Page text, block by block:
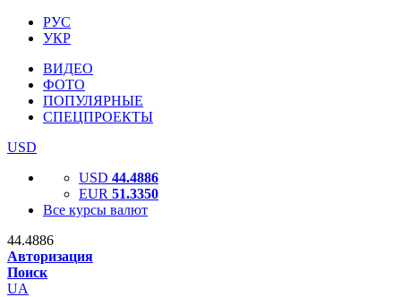
РУС
УКР
ВИДЕО
ФОТО
ПОПУЛЯРНЫЕ
СПЕЦПРОЕКТЫ
USD
USD 44.4886
EUR 51.3350
Все курсы валют
44.4886
Авторизация
Поиск
UA